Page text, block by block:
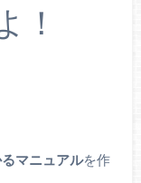
！
マニュアルを作